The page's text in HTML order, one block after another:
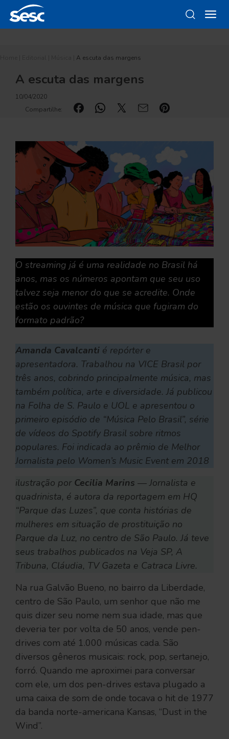
A escuta das margens
A escuta das margens
10/04/2020
Compartilhe:
O streaming já é uma realidade no Brasil há
anos, mas os números apontam que seu uso
talvez seja menor do que se acredite. Onde
estão os ouvintes de música que fugiram do
formato padrão?
Amanda Cavalcanti é repórter e
apresentadora. Trabalhou na VICE Brasil por
três anos, cobrindo principalmente música, mas
também política, arte e diversidade. Já publicou
na Folha de S. Paulo e UOL e apresentou o
primeiro episódio de “Música Pelo Brasil”, série
de vídeos do Spotify Brasil sobre ritmos
populares. Foi indicada ao prêmio de Melhor
Jornalista pelo Women’s Music Event em 2018
ilustração por Cecilia Marins — Jornalista e
quadrinista, é autora da reportagem em HQ
“Parque das Luzes”, que conta histórias de
mulheres em situação de prostituição no
Parque da Luz, no centro de São Paulo. Já teve
seus trabalhos publicados na Veja SP, A
Tribuna, Cláudia, TV Gazeta e Catraca Livre.
Na rua Galvão Bueno, no bairro da Liberdade,
centro de São Paulo, um senhor que não me
quis dizer seu nome nem sua idade, mas que
deveria ter por volta de 50 anos, vende pen-
drives com até 1.000 músicas cada. São
diversos gêneros musicais: rock, pop, sertanejo,
forró. Quando me aproximei para conversar
com ele, um dos pen-drives estava plugado a
uma caixa de som de onde tocava o hit de 1977
da banda norte-americana Kansas, “Dust in the
Wind”.